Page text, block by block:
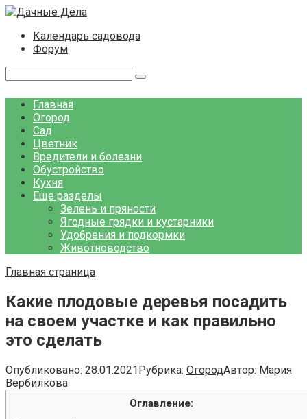
Перейти
контентуКалендарь садовода
Форум
Главная
Огород
Сад
Цветник
Вредители и болезни
Обустройство
Кухня
Еще разделы
Зелень и пряности
Ягодные грядки и кустарники
Удобрения и подкормки
Животноводство
Главная страница
Какие плодовые деревья посадить
на своем участке и как правильно
это сделать
Опубликовано: 28.01.2021Рубрика: ОгородАвтор: Мария
Вербилкова
Оглавление: